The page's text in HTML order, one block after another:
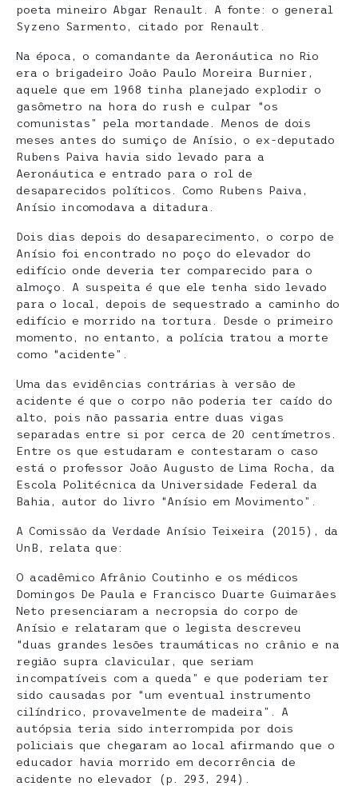
poeta mineiro Abgar Renault. A fonte: o general
Syzeno Sarmento, citado por Renault.
Na época, o comandante da Aeronáutica no Rio
era o brigadeiro João Paulo Moreira Burnier,
aquele que em 1968 tinha planejado explodir o
gasômetro na hora do rush e culpar “os
comunistas” pela mortandade. Menos de dois
meses antes do sumiço de Anísio, o ex-deputado
Rubens Paiva havia sido levado para a
Aeronáutica e entrado para o rol de
desaparecidos políticos. Como Rubens Paiva,
Anísio incomodava a ditadura.
Dois dias depois do desaparecimento, o corpo de
Anísio foi encontrado no poço do elevador do
edifício onde deveria ter comparecido para o
almoço. A suspeita é que ele tenha sido levado
para o local, depois de sequestrado a caminho do
edifício e morrido na tortura. Desde o primeiro
momento, no entanto, a polícia tratou a morte
como “acidente”.
Uma das evidências contrárias à versão de
acidente é que o corpo não poderia ter caído do
alto, pois não passaria entre duas vigas
separadas entre si por cerca de 20 centímetros.
Entre os que estudaram e contestaram o caso
está o professor João Augusto de Lima Rocha, da
Escola Politécnica da Universidade Federal da
Bahia, autor do livro “Anísio em Movimento”.
A Comissão da Verdade Anísio Teixeira (2015), da
UnB, relata que:
O acadêmico Afrânio Coutinho e os médicos
Domingos De Paula e Francisco Duarte Guimarães
Neto presenciaram a necropsia do corpo de
Anísio e relataram que o legista descreveu
“duas grandes lesões traumáticas no crânio e na
região supra clavicular, que seriam
incompatíveis com a queda” e que poderiam ter
sido causadas por “um eventual instrumento
cilíndrico, provavelmente de madeira”. A
autópsia teria sido interrompida por dois
policiais que chegaram ao local afirmando que o
educador havia morrido em decorrência de
acidente no elevador (p. 293, 294).